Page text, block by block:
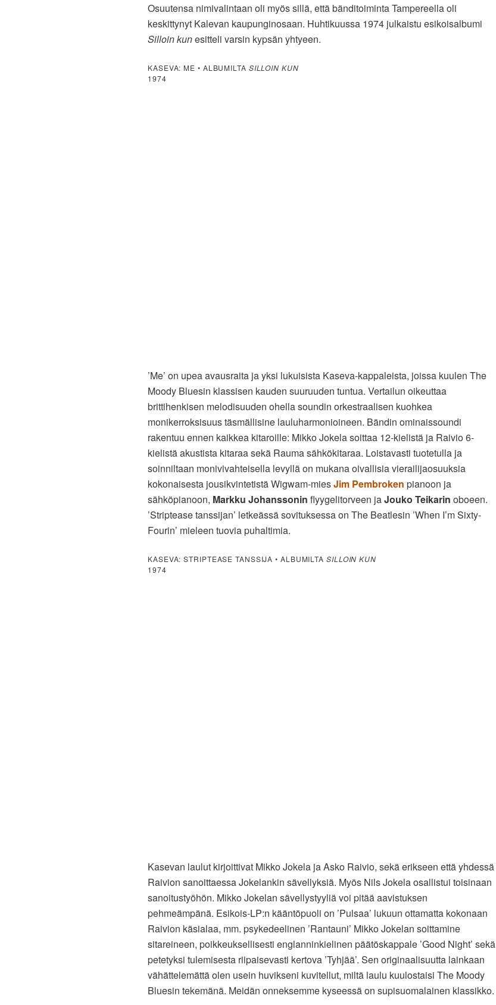
Osuutensa nimivalintaan oli myös sillä, että bänditoiminta Tampereella oli
keskittynyt Kalevan kaupunginosaan. Huhtikuussa 1974 julkaistu esikoisalbumi
Silloin kunesitteli varsin kypsän yhtyeen.
KASEVA: ME • ALBUMILTA SILLOIN KUN
1974
’Me’ on upea avausraita ja yksi lukuisista Kaseva-kappaleista, joissa kuulen The
Moody Bluesin klassisen kauden suuruuden tuntua. Vertailun oikeuttaa
brittihenkisen melodisuuden ohella soundin orkestraalisen kuohkea
monikerroksisuus täsmällisine lauluharmonioineen. Bändin ominaissoundi
rakentuu ennen kaikkea kitaroille: Mikko Jokela soittaa 12-kielistä ja Raivio 6-
kielistä akustista kitaraa sekä Rauma sähkökitaraa. Loistavasti tuotetulla ja
soinniltaan monivivahteisella levyllä on mukana oivallisia vierailijaosuuksia
kokonaisesta jousikvintetistä Wigwam-miesJim Pembroken pianoon ja
sähköpianoon, Markku Johanssonin flyygelitorveen jaJouko Teikarin oboeen.
’Striptease tanssijan’ letkeässä sovituksessa on The Beatlesin ’When I’m Sixty-
Fourin’ mieleen tuovia puhaltimia.
KASEVA: STRIPTEASE TANSSIJA • ALBUMILTA SILLOIN KUN
1974
Kasevan laulut kirjoittivat Mikko Jokela ja Asko Raivio, sekä erikseen että yhdessä
Raivion sanoittaessa Jokelankin sävellyksiä. Myös Nils Jokela osallistui toisinaan
sanoitustyöhön. Mikko Jokelan sävellystyyliä voi pitää aavistuksen
pehmeämpänä. Esikois-LP:n kääntöpuoli on ’Pulsaa’ lukuun ottamatta kokonaan
Raivion käsialaa, mm. psykedeelinen ’Rantauni’ Mikko Jokelan soittamine
sitareineen, poikkeuksellisesti englanninkielinen päätöskappale ’Good Night’ sekä
petetyksi tulemisesta riipaisevasti kertova ’Tyhjää’. Sen originaalisuutta lainkaan
vähättelemättä olen usein huvikseni kuvitellut, miltä laulu kuulostaisi The Moody
Bluesin tekemänä. Meidän onneksemme kyseessä on supisuomalainen klassikko.